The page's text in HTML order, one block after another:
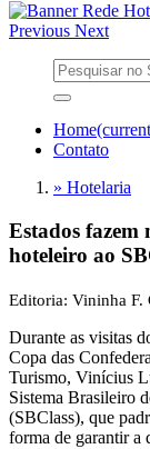
Previous Next
Home
Contato
» Hotelaria
Estados fazem
hoteleiro ao
Editoria: Vininha F.
Durante as visitas
Copa das
Turismo, Vinícius
Sistema Brasileiro
(SBClass), que
forma de garantir a